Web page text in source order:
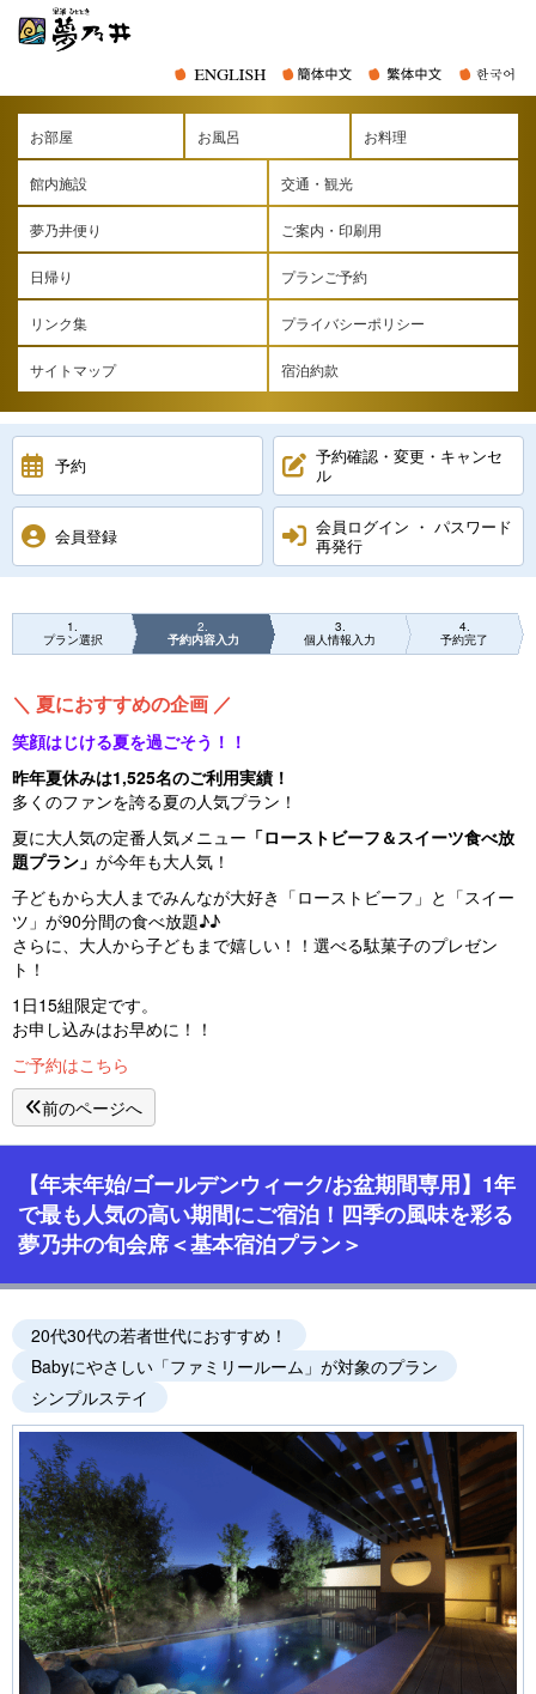
お部屋 お風呂 お料理
館内施設 交通・観光
夢乃井便り ご案内・印刷用
日帰り プランご予約
リンク集 プライバシーポリシー
サイトマップ 宿泊約款
予約
予約確認・変更・キャンセ
ル
会員登録
会員ログイン ・ パスワード
再発行
1
プラン選択
2
予約内容入力
3
個人情報入力
4
予約完了
＼ 夏におすすめの企画 ／
笑顔はじける夏を過ごそう！！
昨年夏休みは1,525名のご利用実績！
多くのファンを誇る夏の人気プラン！
夏に大人気の定番人気メニュー 「ローストビーフ＆スイーツ食べ放
題プラン」 が今年も大人気！
子どもから大人までみんなが大好き「ローストビーフ」と「スイー
ツ」が90分間の食べ放題♪♪
さらに、大人から子どもまで嬉しい！！選べる駄菓子のプレゼン
ト！
1日15組限定です。
お申し込みはお早めに！！
ご予約はこちら
前のページへ
【年末年始/ゴールデンウィーク/お盆期間専用】1年
で最も人気の高い期間にご宿泊！四季の風味を彩る
夢乃井の旬会席＜基本宿泊プラン＞
20代30代の若者世代におすすめ！
Babyにやさしい「ファミリールーム」が対象のプラン
シンプルステイ